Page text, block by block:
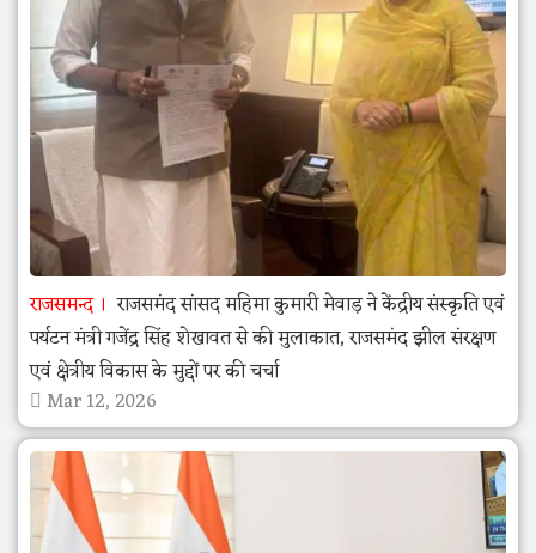
राजसमन्द
राजसमंद सांसद महिमा कुमारी मेवाड़ ने केंद्रीय संस्कृति एवं
पर्यटन मंत्री गजेंद्र सिंह शेखावत से की मुलाकात, राजसमंद झील संरक्षण
एवं क्षेत्रीय विकास के मुद्दों पर की चर्चा
Mar 12, 2026